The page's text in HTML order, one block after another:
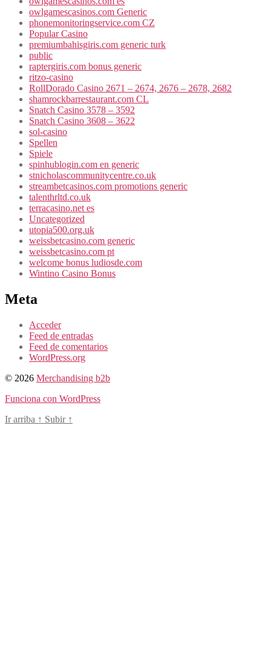
owlgamescasinos.com Generic
phonemonitoringservice.com CZ
Popular Casino
premiumbahisgiris.com generic turk
public
raptergiris.com bonus generic
ritzo-casino
RollDorado Casino 2671 – 2674, 2676 – 2678, 2682
shamrockbarrestaurant.com CL
Snatch Casino 3578 – 3592
Snatch Casino 3608 – 3622
sol-casino
Spellen
Spiele
spinhublogin.com en generic
stnicholascommunitycentre.co.uk
streambetcasinos.com promotions generic
talenthrltd.co.uk
terracasino.net es
Uncategorized
utopia500.org.uk
weissbetcasino.com generic
weissbetcasino.com pt
welcome bonus ludiosde.com
Wintino Casino Bonus
Meta
Acceder
Feed de entradas
Feed de comentarios
WordPress.org
© 2026 Merchandising b2b
Funciona con WordPress
Ir arriba ↑ Subir ↑